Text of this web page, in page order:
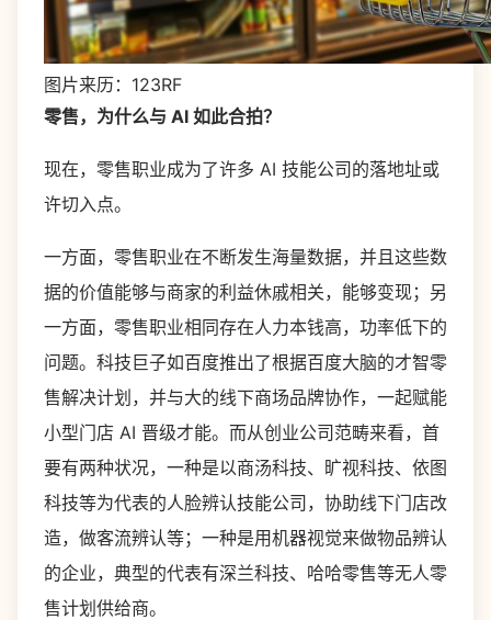
图片来历：123RF
零售，为什么与 AI 如此合拍？
现在，零售职业成为了许多 AI 技能公司的落地址或
许切入点。
一方面，零售职业在不断发生海量数据，并且这些数
据的价值能够与商家的利益休戚相关，能够变现；另
一方面，零售职业相同存在人力本钱高，功率低下的
问题。科技巨子如百度推出了根据百度大脑的才智零
售解决计划，并与大的线下商场品牌协作，一起赋能
小型门店 AI 晋级才能。而从创业公司范畴来看，首
要有两种状况，一种是以商汤科技、旷视科技、依图
科技等为代表的人脸辨认技能公司，协助线下门店改
造，做客流辨认等；一种是用机器视觉来做物品辨认
的企业，典型的代表有深兰科技、哈哈零售等无人零
售计划供给商。